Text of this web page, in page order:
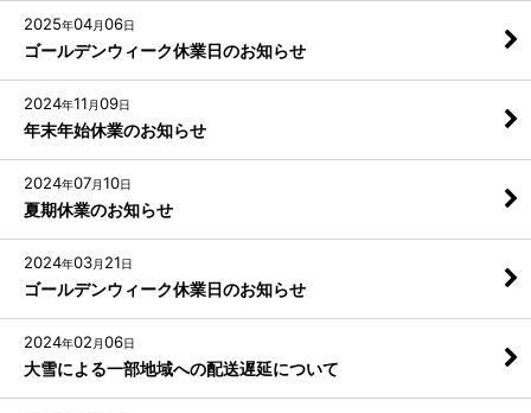
2025年04月06日
ゴールデンウィーク休業日のお知らせ
2024年11 月09日
年末年始休業のお知らせ
2024年07月10日
夏期休業のお知らせ
2024年03月 21日
ゴールデンウィーク休業日のお知らせ
2024年02 月06日
大雪による一部地域への配送遅延について